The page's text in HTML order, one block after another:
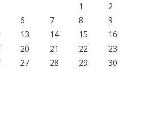
1
2
6 7 8
9
13 14 15
16
20 21 22
23
27 28 29
30